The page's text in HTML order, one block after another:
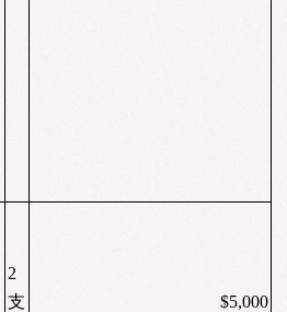
2
支
$5,000